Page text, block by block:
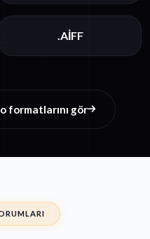
.AIFF
formatlarını gör